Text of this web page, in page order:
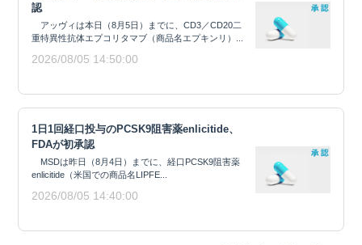
認
アッヴィは本日（8月5日）までに、CD3／CD20二
重特異性抗体エプコリタマブ（商品名エプキンリ）...
2026/08/05 14:50:00
1日1回経口投与のPCSK9阻害薬enlicitide、
FDAが初承認
MSDは昨日（8月4日）までに、経口PCSK9阻害薬
enlicitide（米国での商品名LIPFE...
2026/08/05 14:40:00